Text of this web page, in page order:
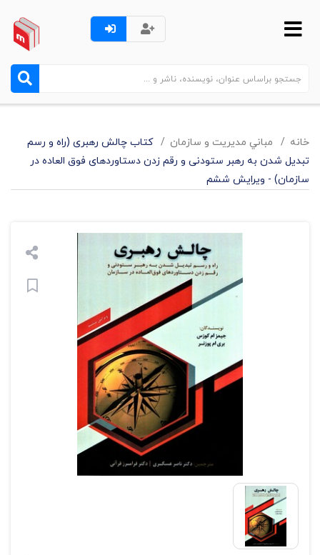
خانه مباني مديريت و سازمان
کتاب چالش رهبری (راه و رسم
تبدیل شدن به رهبر ستودنی و رقم زدن دستاوردهای فوق العاده در
سازمان) - ویرایش ششم